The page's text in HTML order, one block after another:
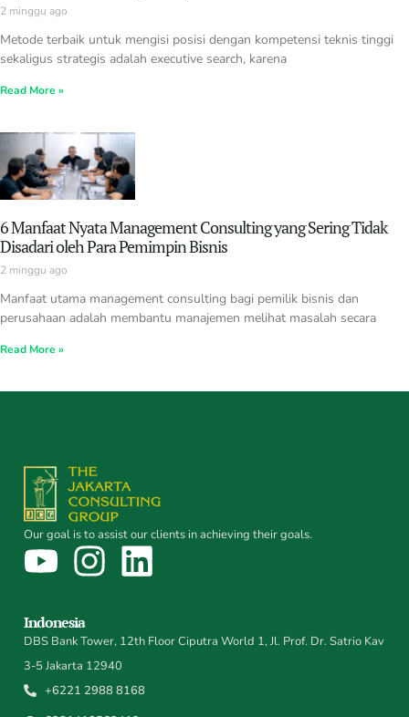
2 minggu ago
Metode terbaik untuk mengisi posisi dengan kompetensi teknis tinggi
sekaligus strategis adalah executive search, karena
Read More »
6 Manfaat Nyata Management Consulting yang Sering Tidak
Disadari oleh Para Pemimpin Bisnis
2 minggu ago
Manfaat utama management consulting bagi pemilik bisnis dan
perusahaan adalah membantu manajemen melihat masalah secara
Read More »
Our goal is to assist our clients in achieving their goals.
Indonesia
DBS Bank Tower, 12th Floor Ciputra World 1, Jl. Prof. Dr. Satrio Kav
3-5 Jakarta 12940
+6221 2988 8168